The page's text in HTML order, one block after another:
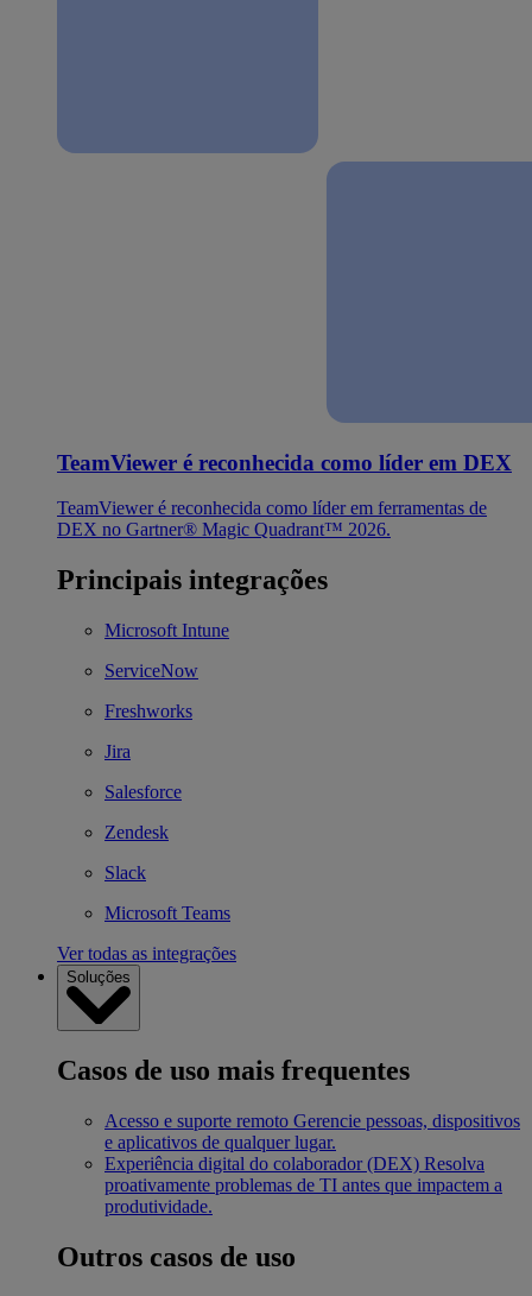
TeamViewer é reconhecida como líder em DEX
TeamViewer é reconhecida como líder em ferramentas de
DEX no Gartner® Magic Quadrant™ 2026.
Principais integrações
Microsoft Intune
ServiceNow
Freshworks
Jira
Salesforce
Zendesk
Slack
Microsoft Teams
Ver todas as integrações
Soluções
Casos de uso mais frequentes
Acesso e suporte remoto Gerencie pessoas, dispositivos
e aplicativos de qualquer lugar.
Experiência digital do colaborador (DEX) Resolva
proativamente problemas de TI antes que impactem a
produtividade.
Outros casos de uso